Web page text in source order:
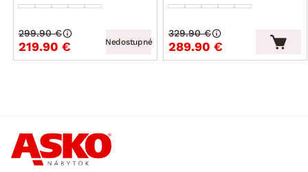
219.90 €
299.90 €
Nedostupné 289.90 €
329.90 €